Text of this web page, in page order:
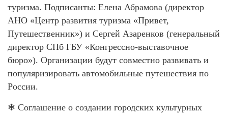
туризма. Подписанты: Елена Абрамова (директор
АНО «Центр развития туризма «Привет,
Путешественник») и Сергей Азаренков (генеральный
директор СПб ГБУ «Конгрессно-выставочное
бюро»). Организации будут совместно развивать и
популяризировать автомобильные путешествия по
России.
❄ Соглашение о создании городских культурных